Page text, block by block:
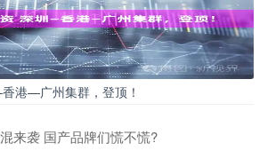
港—广州集群，登顶！
来袭 国产品牌们慌不慌?